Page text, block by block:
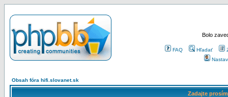
Bolo
FAQ Hľadať
Obsah fóra hifi.slovanet.sk
Zadajte